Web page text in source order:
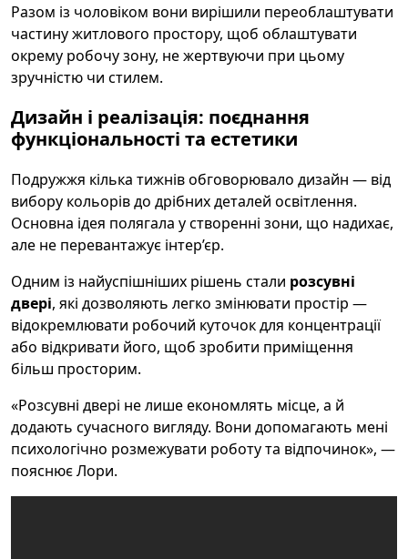
Разом із чоловіком вони вирішили переоблаштувати
частину житлового простору, щоб облаштувати
окрему робочу зону, не жертвуючи при цьому
зручністю чи стилем.
Дизайн і реалізація: поєднання
функціональності та естетики
Подружжя кілька тижнів обговорювало дизайн — від
вибору кольорів до дрібних деталей освітлення.
Основна ідея полягала у створенні зони, що надихає,
але не перевантажує інтер’єр.
Одним із найуспішніших рішень стали розсувні
двері, які дозволяють легко змінювати простір —
відокремлювати робочий куточок для концентрації
або відкривати його, щоб зробити приміщення
більш просторим.
«Розсувні двері не лише економлять місце, а й
додають сучасного вигляду. Вони допомагають мені
психологічно розмежувати роботу та відпочинок», —
пояснює Лори.